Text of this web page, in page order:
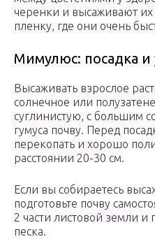
черенки и высаживают их
пленку, где они очень
Мимулюс: посадка и
Высаживать взрослое
солнечное или
суглинистую, с большим
гумуса почву. Перед
перекопать и хорошо
расстоянии 20-30 см.
Если вы собираетесь
подготовьте почву
2 части листовой земли и
песка.